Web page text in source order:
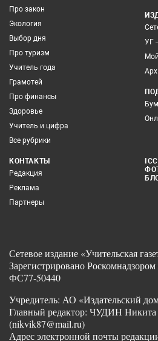
Про закон
Экология
Выбор дня
Про туризм
Учитель года
Грамотей
Про финансы
Здоровье
Учитель и цифра
Все рубрики
УГ
КОНТАКТЫ
Редакция
Реклама
Партнеры
Сетевое издание «Учительская
Зарегистрировано
ФС77-50440
Учредитель: АО «Издательский дом
Главный редактор: ЧУДИН
(nikvik87@mail.ru)
Адрес электронной почты